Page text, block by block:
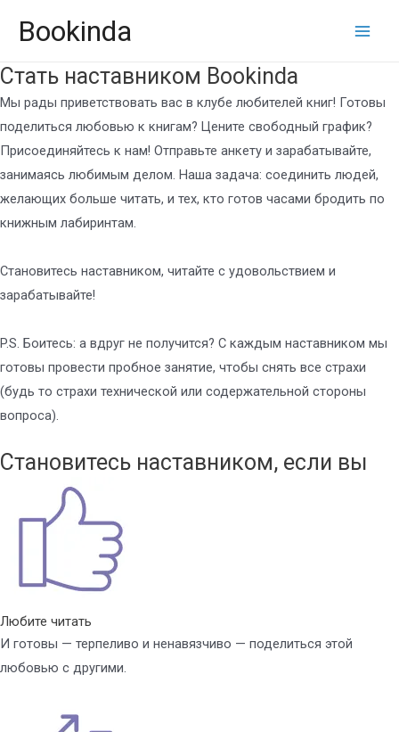
Bookinda
Стать наставником Bookinda
Мы рады приветствовать вас в клубе любителей книг! Готовы
поделиться любовью к книгам? Цените свободный график?
Присоединяйтесь к нам! Отправьте анкету и зарабатывайте,
занимаясь любимым делом. Наша задача: соединить людей,
желающих больше читать, и тех, кто готов часами бродить по
книжным лабиринтам.
Становитесь наставником, читайте с удовольствием и
зарабатывайте!
P.S. Боитесь: а вдруг не получится? С каждым наставником мы
готовы провести пробное занятие, чтобы снять все страхи
(будь то страхи технической или содержательной стороны
вопроса).
Становитесь наставником, если вы
Любите читать
И готовы — терпеливо и ненавязчиво — поделиться этой
любовью с другими.